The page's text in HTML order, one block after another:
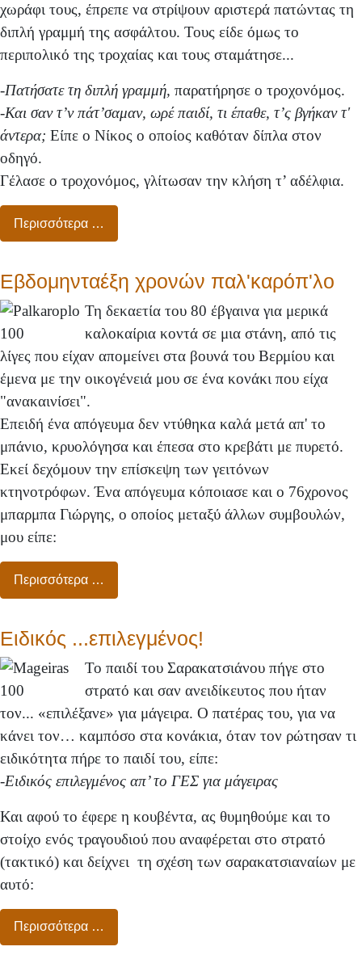
χωράφι τους, έπρεπε να στρίψουν αριστερά πατώντας τη
διπλή γραμμή της ασφάλτου. Τους είδε όμως το
περιπολικό της τροχαίας και τους σταμάτησε...
-Πατήσατε τη διπλή γραμμή, παρατήρησε ο τροχονόμος.
-Και σαν τ’ν πάτ’σαμαν, ωρέ παιδί, τι έπαθε, τ’ς βγήκαν τ'
άντερα; Είπε ο Νίκος ο οποίος καθόταν δίπλα στον
οδηγό.
Γέλασε ο τροχονόμος, γλίτωσαν την κλήση τ’ αδέλφια.
Περισσότερα …
Εβδομηνταέξη χρονών παλ'καρόπ'λο
Τη δεκαετία του 80 έβγαινα για μερικά
καλοκαίρια κοντά σε μια στάνη, από τις
λίγες που είχαν απομείνει στα βουνά του Βερμίου και
έμενα με την οικογένειά μου σε ένα κονάκι που είχα
"ανακαινίσει".
Επειδή ένα απόγευμα δεν ντύθηκα καλά μετά απ' το
μπάνιο, κρυολόγησα και έπεσα στο κρεβάτι με πυρετό.
Εκεί δεχόμουν την επίσκεψη των γειτόνων
κτηνοτρόφων. Ένα απόγευμα κόποιασε και ο 76χρονος
μπαρμπα Γιώργης, ο οποίος μεταξύ άλλων συμβουλών,
μου είπε:
Περισσότερα …
Ειδικός ...επιλεγμένος!
Το παιδί του Σαρακατσιάνου πήγε στο
στρατό και σαν ανειδίκευτος που ήταν
τον... «επιλέξανε» για μάγειρα. Ο πατέρας του, για να
κάνει τον… καμπόσο στα κονάκια, όταν τον ρώτησαν τι
ειδικότητα πήρε το παιδί του, είπε:
-Ειδικός επιλεγμένος απ’ το ΓΕΣ για μάγειρας
Και αφού το έφερε η κουβέντα, ας θυμηθούμε και το
στοίχο ενός τραγουδιού που αναφέρεται στο στρατό
(τακτικό) και δείχνει τη σχέση των σαρακατσιαναίων με
αυτό:
Περισσότερα …